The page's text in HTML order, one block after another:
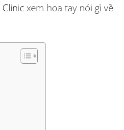
xem hoa tay nói gì về